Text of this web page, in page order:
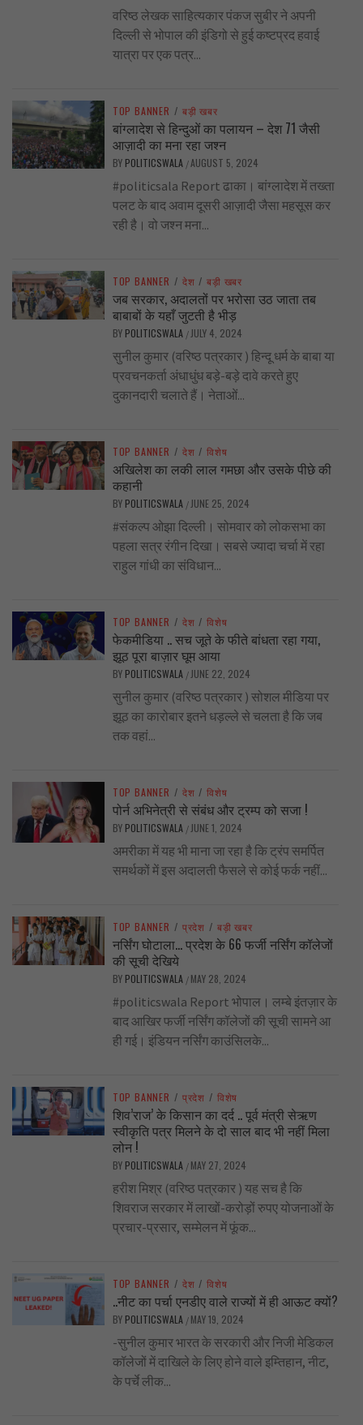
वरिष्ठ लेखक साहित्यकार पंकज सुबीर ने अपनी
दिल्ली से भोपाल की इंडिगो से हुई कष्टप्रद हवाई
यात्रा पर एक पत्र...
TOP BANNER / बड़ी खबर
बांग्लादेश से हिन्दुओं का पलायन – देश 71 जैसी
आज़ादी का मना रहा जश्न
BY POLITICSWALA /AUGUST 5, 2024
#politicsala Report ढाका। बांग्लादेश में तख्ता
पलट के बाद अवाम दूसरी आज़ादी जैसा महसूस कर
रही है। वो जश्न मना...
TOP BANNER / देश / बड़ी खबर
जब सरकार, अदालतों पर भरोसा उठ जाता तब
बाबाबों के यहाँ जुटती है भीड़
BY POLITICSWALA / JULY 4, 2024
सुनील कुमार (वरिष्ठ पत्रकार ) हिन्दू धर्म के बाबा या
प्रवचनकर्ता अंधाधुंध बड़े-बड़े दावे करते हुए
दुकानदारी चलाते हैं। नेताओं...
TOP BANNER / देश / विशेष
अखिलेश का लकी लाल गमछा और उसके पीछे की
कहानी
BY POLITICSWALA / JUNE 25, 2024
#संकल्प ओझा दिल्ली। सोमवार को लोकसभा का
पहला सत्र रंगीन दिखा। सबसे ज्यादा चर्चा में रहा
राहुल गांधी का संविधान...
TOP BANNER / देश / विशेष
फेकमीडिया .. सच जूते के फीते बांधता रहा गया,
झूठ पूरा बाज़ार घूम आया
BY POLITICSWALA / JUNE 22, 2024
सुनील कुमार (वरिष्ठ पत्रकार ) सोशल मीडिया पर
झूठ का कारोबार इतने धड़ल्ले से चलता है कि जब
तक वहां...
TOP BANNER / देश / विशेष
पोर्न अभिनेत्री से संबंध और ट्रम्प को सजा !
BY POLITICSWALA / JUNE 1, 2024
अमरीका में यह भी माना जा रहा है कि ट्रंप समर्पित
समर्थकों में इस अदालती फैसले से कोई फर्क नहीं...
TOP BANNER / प्रदेश / बड़ी खबर
नर्सिंग घोटाला… प्रदेश के 66 फर्जी नर्सिंग कॉलेजों
की सूची देखिये
BY POLITICSWALA / MAY 28, 2024
#politicswala Report भोपाल। लम्बे इंतज़ार के
बाद आखिर फर्जी नर्सिंग कॉलेजों की सूची सामने आ
ही गई। इंडियन नर्सिंग काउंसिलके...
TOP BANNER / प्रदेश / विशेष
शिव’राज’ के किसान का दर्द .. पूर्व मंत्री सेऋण
स्वीकृति पत्र मिलने के दो साल बाद भी नहीं मिला
लोन !
BY POLITICSWALA / MAY 27, 2024
हरीश मिश्र (वरिष्ठ पत्रकार ) यह सच है कि
शिवराज सरकार में लाखों-करोड़ों रुपए योजनाओं के
प्रचार-प्रसार, सम्मेलन में फूंक...
TOP BANNER / देश / विशेष
..नीट का पर्चा एनडीए वाले राज्यों में ही आऊट क्यों?
BY POLITICSWALA / MAY 19, 2024
-सुनील कुमार भारत के सरकारी और निजी मेडिकल
कॉलेजों में दाखिले के लिए होने वाले इम्तिहान, नीट,
के पर्चे लीक...